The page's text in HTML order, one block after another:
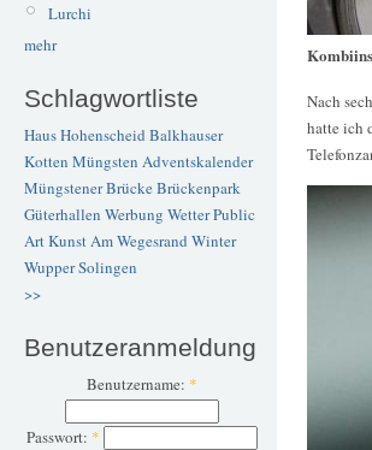
Lurchi
mehr
Schlagwortliste
Haus Hohenscheid Balkhauser
Kotten Müngsten Adventskalender
Müngstener BrückeBrückenpark
Güterhallen Werbung WetterPublic
ArtKunstAm Wegesrand Winter
WupperSolingen
>>
Benutzeranmeldung
Benutzername: *
Passwort: *
Nach
hatte ich